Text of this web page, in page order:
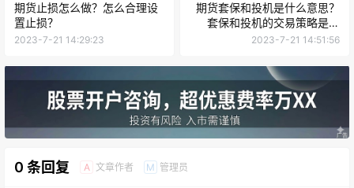
期货止损怎么做？怎么合理设
置止损？
2023-7-21 14:29:23
期货套保和投机是什么意思？
套保和投机的交易策略是什
么？
2023-7-21 14:51:56
0 条回复 A 文章作者 M 管理员